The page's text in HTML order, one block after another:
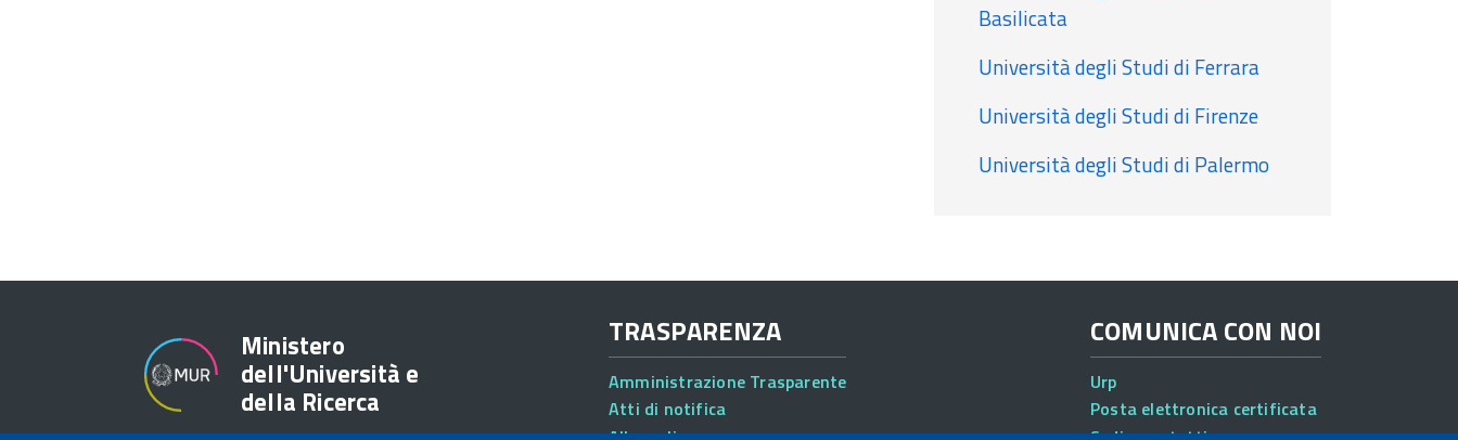
Basilicata
Università degli Studi di Ferrara
Università degli Studi di Firenze
Università degli Studi di Palermo
Ministero
dell'Università e
della Ricerca
TRASPARENZA
Amministrazione Trasparente
Atti di notifica
COMUNICA CON NOI
Urp
Posta elettronica certificata